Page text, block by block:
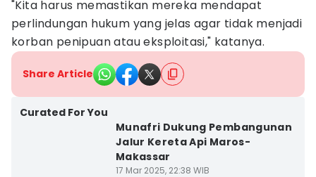
"Kita harus memastikan mereka mendapat
perlindungan hukum yang jelas agar tidak menjadi
korban penipuan atau eksploitasi," katanya.
Share Article
Curated For You
Munafri Dukung Pembangunan
Jalur Kereta Api Maros-
Makassar
17 Mar 2025, 22:38 WIB